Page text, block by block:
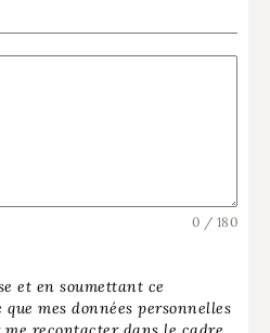
0 / 180
et en soumettant ce
mes données personnelles